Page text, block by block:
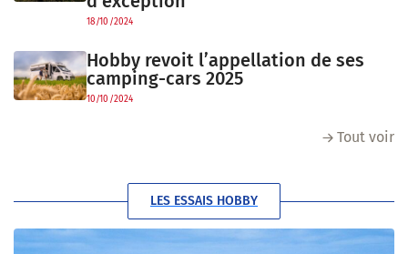
18/10/2024
Hobby revoit l’appellation de ses
camping-cars 2025
10/10/2024
Tout voir
LES ESSAIS HOBBY